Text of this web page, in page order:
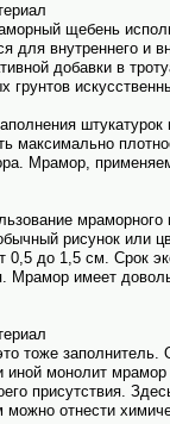
щебень
для внутреннего и
добавки в
максимально
Мрамор,
рисунок или
до 1,5 см. Срок
Мрамор имеет
тоже заполнитель.
иной монолит
присутствия.
можно отнести